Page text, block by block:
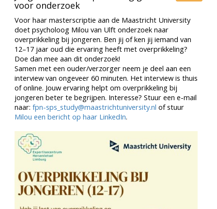
voor onderzoek
Voor haar masterscriptie aan de Maastricht University
doet psycholoog Milou van Ulft onderzoek naar
overprikkeling bij jongeren. Ben jij of ken jij iemand van
12–17 jaar oud die ervaring heeft met overprikkeling?
Doe dan mee aan dit onderzoek!
Samen met een ouder/verzorger neem je deel aan een
interview van ongeveer 60 minuten. Het interview is thuis
of online. Jouw ervaring helpt om overprikkeling bij
jongeren beter te begrijpen. Interesse? Stuur een e-mail
naar: fpn-sps_study@maastrichtuniversity.nl of stuur
Milou een bericht op haar LinkedIn.